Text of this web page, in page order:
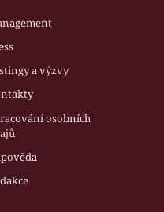
a výzvy
osobních